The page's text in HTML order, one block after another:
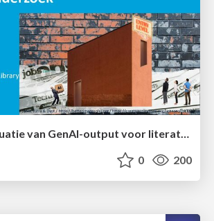
Kritische evaluatie van GenAI-output voor literatuuronderzoek
0 200